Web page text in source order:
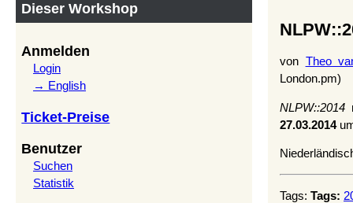
Dieser Workshop
Anmelden
Login
→ English
Ticket-Preise
Benutzer
Suchen
Statistik
von Theo
London.pm)
NLPW::2014
27.03.2014
Tags: Tags: